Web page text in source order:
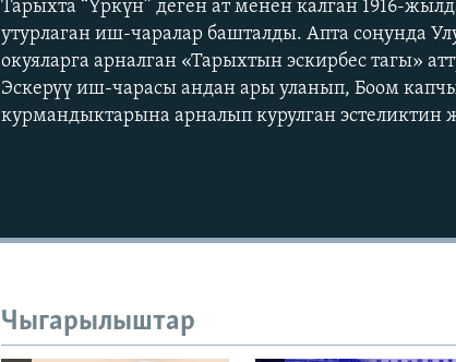
Тарыхта “Үркүн” деген ат менен калган 1916-
утурлаган иш-чаралар башталды. Апта соңунда
окуяларга арналган «Тарыхтын эскирбес тагы»
Эскерүү иш-чарасы андан ары уланып, Боом
курмандыктарына арналып курулган
Чыгарылыштар